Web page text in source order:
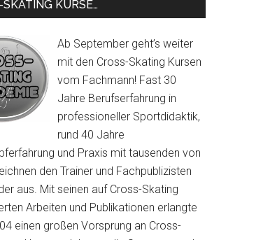
SKATING KURSE…
Ab September geht’s weiter
mit den Cross-Skating Kursen
vom Fachmann! Fast 30
Jahre Berufserfahrung in
professioneller Sportdidaktik,
rund 40 Jahre
und Praxis mit tausenden von
den Trainer und Fachpublizisten
aus. Mit seinen auf Cross-Skating
Arbeiten und Publikationen erlangte
einen großen Vorsprung an Cross-